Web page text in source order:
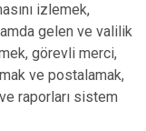
izlemek,
gelen ve valilik
görevli merci,
ve postalamak,
raporları sistem